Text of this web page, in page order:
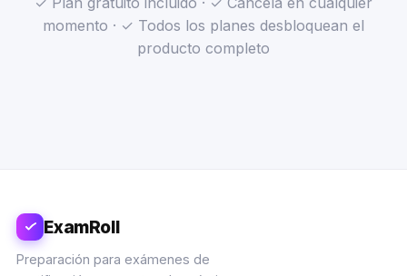
momento · ✓ Todos los planes desbloquean el
producto completo
ExamRoll
Preparación para exámenes de